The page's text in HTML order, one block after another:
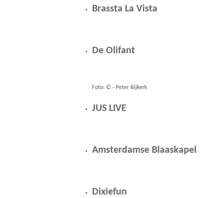
Brassta La Vista
De Olifant
Foto: © - Peter Bijkerk
JUS LIVE
Amsterdamse Blaaskapel
Dixiefun